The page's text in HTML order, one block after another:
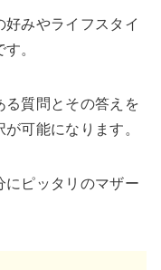
みやライフスタイ
。
る質問とその答えを
可能になります。
にピッタリのマザー